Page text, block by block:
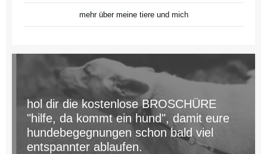
mehr über meine tiere und mich
hol dir die kostenlose BROSCHÜRE
"hilfe, da kommt ein hund", damit eure
hundebegegnungen schon bald viel
entspannter ablaufen.